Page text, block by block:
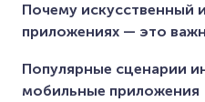
Почему искусственный
приложениях — это
Популярные сценарии
мобильные приложения